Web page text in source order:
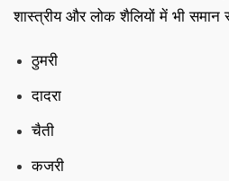
शास्त्रीय और लोक शैलियों में भी समान
ठुमरी
दादरा
चैती
कजरी